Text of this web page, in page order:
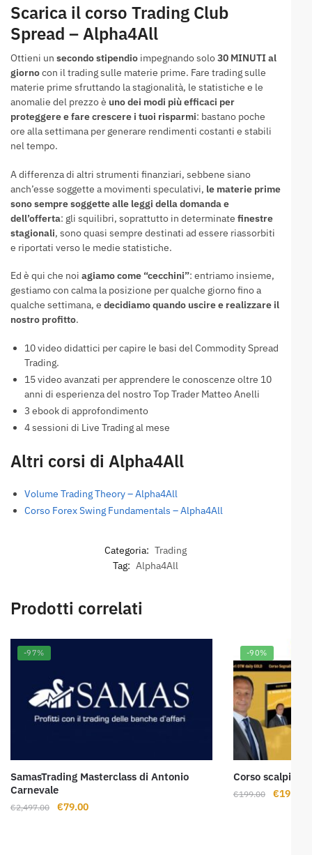
Scarica il corso Trading Club
Spread – Alpha4All
Ottieni un secondo stipendio impegnando solo30 MINUTI al
giornocon il trading sulle materie prime. Fare trading sulle
materie prime sfruttando la stagionalità, le statistiche e le
anomalie del prezzo è uno dei modi più efficaci per
proteggere e fare crescere i tuoi risparmi: bastano poche
ore alla settimana per generare rendimenti costanti e stabili
nel tempo.
A differenza di altri strumenti finanziari, sebbene siano
anch’esse soggette a movimenti speculativi, le materie prime
sono sempre soggette alle leggi della domanda e
dell’offerta: gli squilibri, soprattutto in determinate finestre
stagionali, sono quasi sempre destinati ad essere riassorbiti
e riportati verso le medie statistiche.
Ed è qui che noi agiamo come “cecchini”: entriamo insieme,
gestiamo con calma la posizione per qualche giorno fino a
qualche settimana, e decidiamo quando uscire e realizzare il
nostro profitto.
10 video didattici per capire le basi del Commodity Spread
Trading.
15 video avanzati per apprendere le conoscenze oltre 10
anni di esperienza del nostro Top Trader Matteo Anelli
3 ebook di approfondimento
4 sessioni di Live Trading al mese
Altri corsi di Alpha4All
Volume Trading Theory – Alpha4All
Corso Forex Swing Fundamentals – Alpha4All
Categoria: Trading
Tag: Alpha4All
Prodotti correlati
-97%
SamasTrading Masterclass di Antonio
Carnevale
€2,497.00
Il
€79.00Il
-90%
Corso scalping
€199.00
Il
€19.00